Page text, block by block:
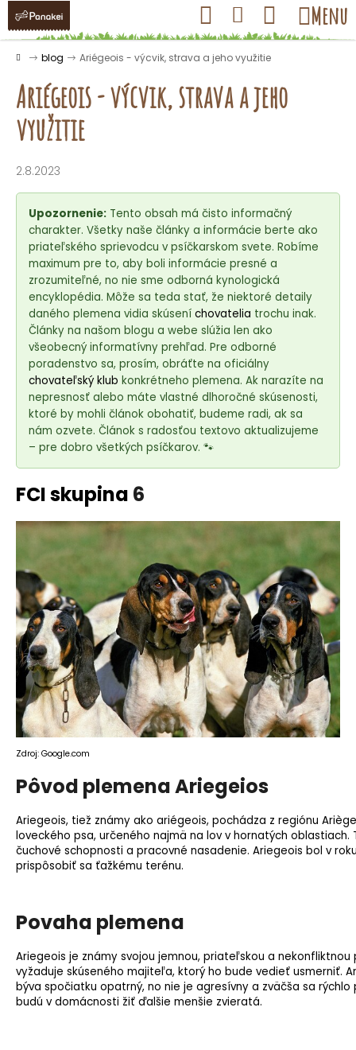
Prejsť
obsah
Hľadať Prihlásenie
Nákupný
košík
Menu
Domov
blog Ariégeois - výcvik, strava a jeho využitie
Ariégeois - výcvik, strava a jeho
využitie
2.8.2023
Upozornenie: Tento obsah má čisto informačný
charakter. Všetky naše články a informácie berte ako
priateľského sprievodcu v psíčkarskom svete. Robíme
maximum pre to, aby boli informácie presné a
zrozumiteľné, no nie sme odborná kynologická
encyklopédia. Môže sa teda stať, že niektoré detaily
daného plemena vidia skúsení chovatelia trochu inak.
Články na našom blogu a webe slúžia len ako
všeobecný informatívny prehľad. Pre odborné
poradenstvo sa, prosím, obráťte na oficiálny
chovateľský klub konkrétneho plemena. Ak narazíte na
nepresnosť alebo máte vlastné dlhoročné skúsenosti,
ktoré by mohli článok obohatiť, budeme radi, ak sa
nám ozvete. Článok s radosťou textovo aktualizujeme
– pre dobro všetkých psíčkarov. 🐾
FCI skupina 6
Zdroj: Google.com
Pôvod plemena Ariegeios
Ariegeois, tiež známy ako ariégeois, pochádza z regiónu
loveckého psa, určeného najmä na lov v hornatých
čuchové schopnosti a pracovné nasadenie. Ariegeois bol v
prispôsobiť sa ťažkému terénu.
Povaha plemena
Ariegeois je známy svojou jemnou, priateľskou a
vyžaduje skúseného majiteľa, ktorý ho bude vedieť usmerniť.
býva spočiatku opatrný, no nie je agresívny a zväčša sa
budú v domácnosti žiť ďalšie menšie zvieratá.
K
o Späť
Späť
o
p
á
j
s
ť
?
HĽADAŤ
O
d
p
o
r
ú
č
a
m
e